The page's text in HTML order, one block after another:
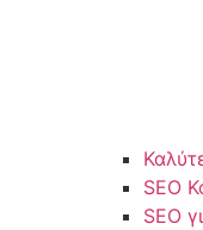
SEO
SEO